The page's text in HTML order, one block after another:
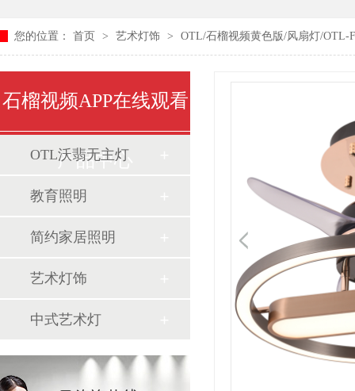
您的位置： 首页 > 艺术灯饰 > OTL/石榴视频黄色版/风扇灯/OTL-
石榴视频APP在线观看
产品中心
OTL沃翡无主灯
教育照明
简约家居照明
艺术灯饰
中式艺术灯